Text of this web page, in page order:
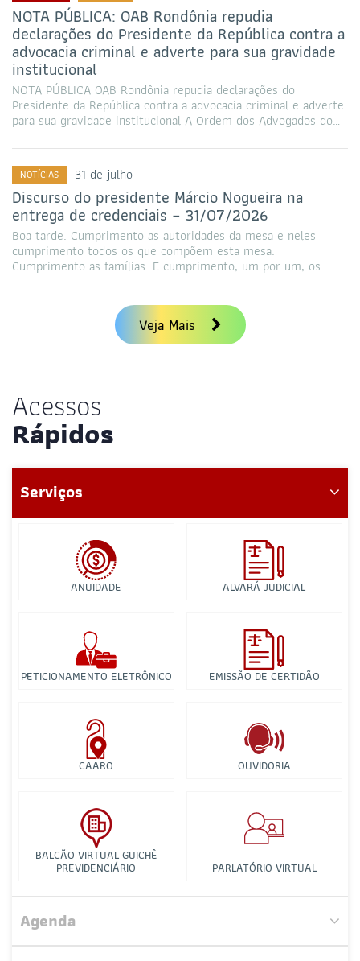
NOTA PÚBLICA: OAB Rondônia repudia
declarações do Presidente da República contra a
advocacia criminal e adverte para sua gravidade
institucional
NOTA PÚBLICA OAB Rondônia repudia declarações do
Presidente da República contra a advocacia criminal e adverte
para sua gravidade institucional A Ordem dos Advogados do…
NOTÍCIAS 31 de julho
Discurso do presidente Márcio Nogueira na
entrega de credenciais – 31/07/2026
Boa tarde. Cumprimento as autoridades da mesa e neles
cumprimento todos os que compõem esta mesa.
Cumprimento as famílias. E cumprimento, um por um, os…
Veja Mais
Acessos
Rápidos
Serviços
ANUIDADE ALVARÁ JUDICIAL
PETICIONAMENTO ELETRÔNICO EMISSÃO DE CERTIDÃO
CAARO OUVIDORIA
BALCÃO VIRTUAL GUICHÊ
PREVIDENCIÁRIO PARLATÓRIO VIRTUAL
Agenda
Comissão de Revisão da Tabela de Honorários desta
Seccional